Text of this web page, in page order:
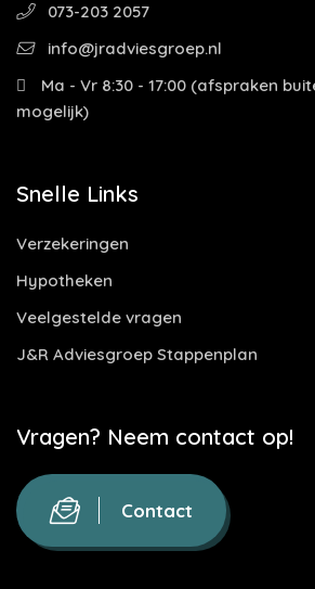
073-203 2057
info@jradviesgroep.nl
Ma - Vr 8:30 - 17:00 (afspraken
mogelijk)
Snelle Links
Verzekeringen
Hypotheken
Veelgestelde vragen
J&R Adviesgroep Stappenplan
Vragen? Neem contact op!
Contact